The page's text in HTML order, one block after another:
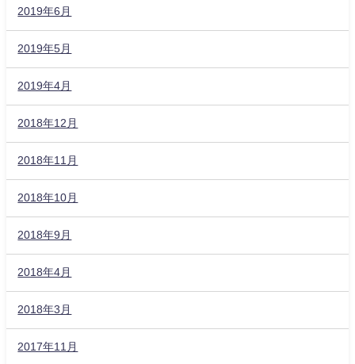
2019年6月
2019年5月
2019年4月
2018年12月
2018年11月
2018年10月
2018年9月
2018年4月
2018年3月
2017年11月